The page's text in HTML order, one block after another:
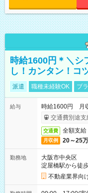
時給1600円＊＼シ
し！カンタン！コ
派遣 職種未経験OK ブ
給与
時給1600円 月
交通費別途支
交通費 全額支給
月収例 20～25
勤務地
大阪市中央区
淀屋橋駅から徒
不動産業界向